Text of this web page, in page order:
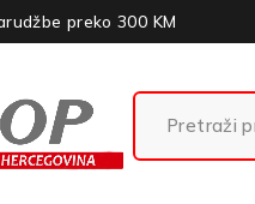
preko 300 KM